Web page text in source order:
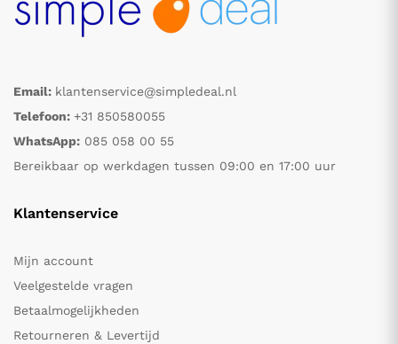
Email: klantenservice@simpledeal.nl
Telefoon: +31 850580055
WhatsApp: 085 058 00 55
Bereikbaar op werkdagen tussen 09:00 en 17:00 uur
Klantenservice
Mijn account
Veelgestelde vragen
Betaalmogelijkheden
Retourneren & Levertijd